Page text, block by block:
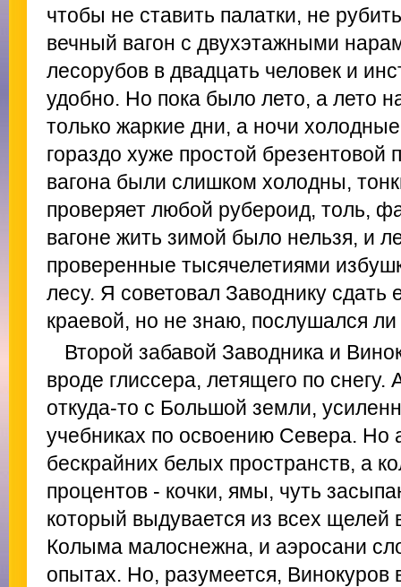
чтобы не ставить палатки, не
вечный вагон с двухэтажными
лесорубов в двадцать человек и
удобно. Но пока было лето, а лето
только жаркие дни, а ночи
гораздо хуже простой
вагона были слишком холодны,
проверяет любой рубероид, толь,
вагоне жить зимой было нельзя, и
проверенные тысячелетиями
лесу. Я советовал Заводнику сдать
краевой, но не знаю, послушался
Второй забавой Заводника и
вроде глиссера, летящего по
откуда-то с Большой земли,
учебниках по освоению Севера. Но
бескрайних белых пространств, а
процентов - кочки, ямы, чуть
который выдувается из всех щелей
Колыма малоснежна, и аэросани
опытах. Но, разумеется, Винокуров